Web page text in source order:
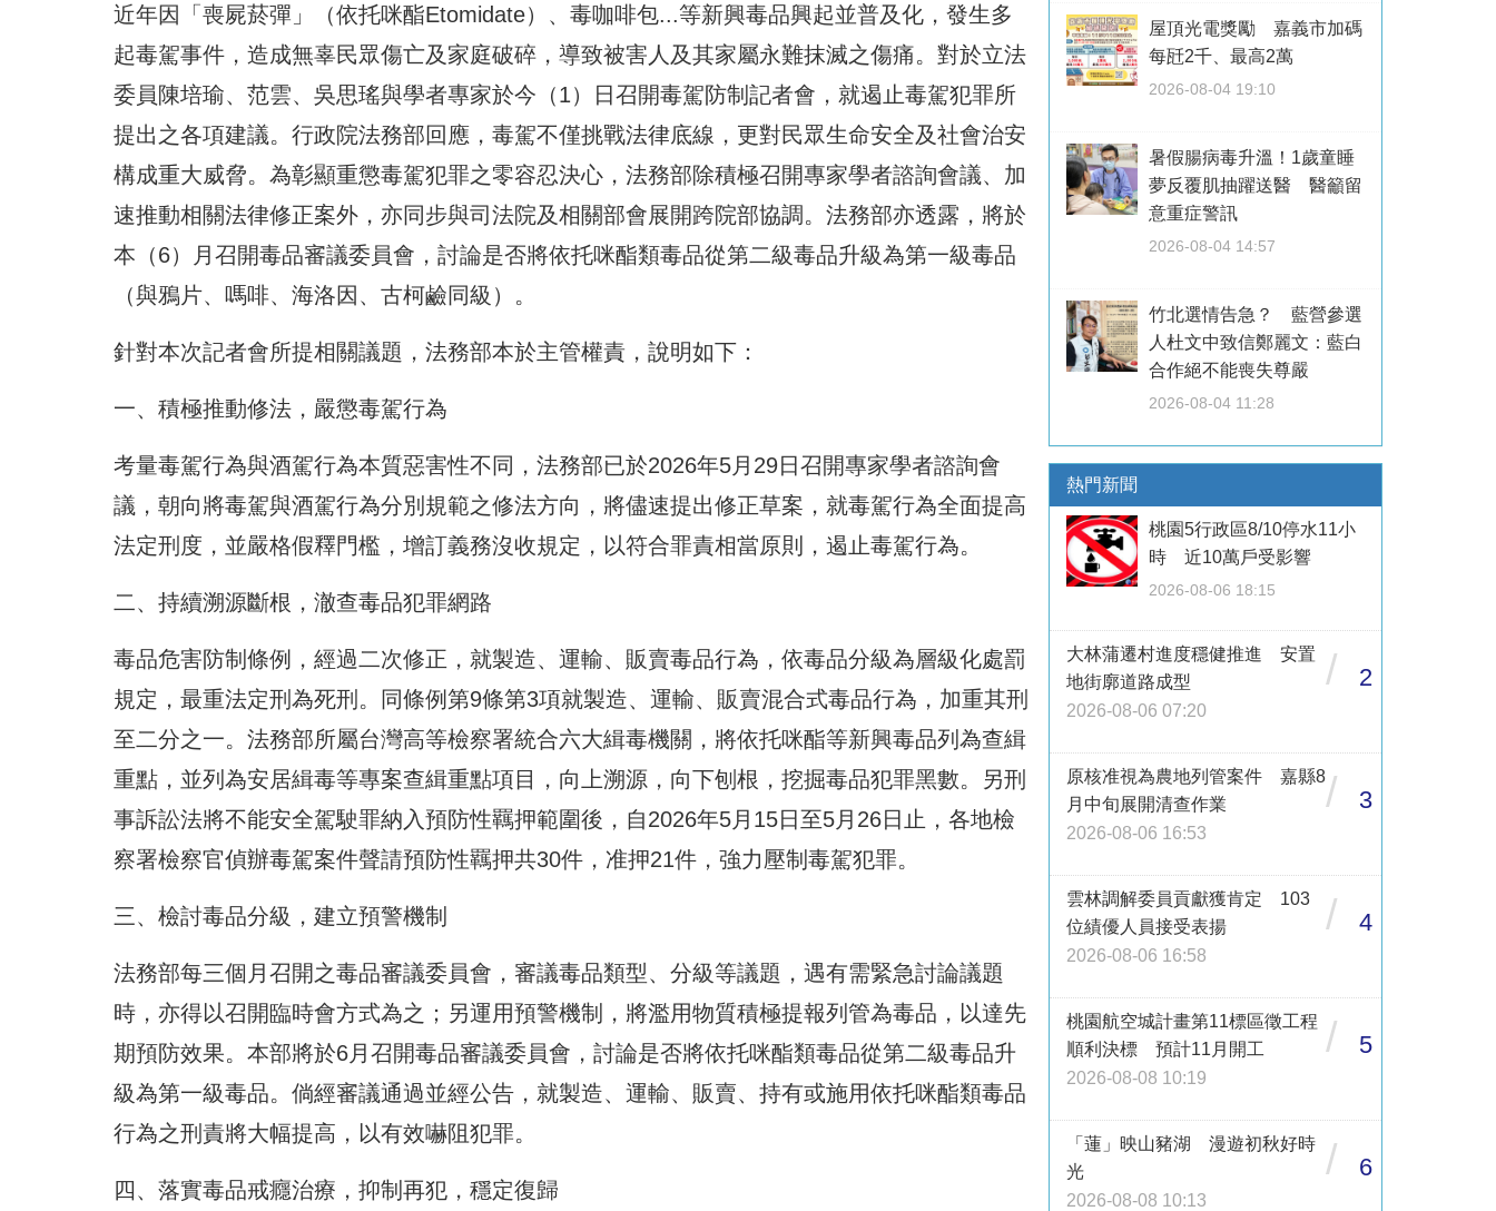
近年因「喪屍菸彈」（依托咪酯Etomidate）、毒咖啡包...等新興毒品興起並普及化，發生多
起毒駕事件，造成無辜民眾傷亡及家庭破碎，導致被害人及其家屬永難抹滅之傷痛。對於立法
委員陳培瑜、范雲、吳思瑤與學者專家於今（1）日召開毒駕防制記者會，就遏止毒駕犯罪所
提出之各項建議。行政院法務部回應，毒駕不僅挑戰法律底線，更對民眾生命安全及社會治安
構成重大威脅。為彰顯重懲毒駕犯罪之零容忍決心，法務部除積極召開專家學者諮詢會議、加
速推動相關法律修正案外，亦同步與司法院及相關部會展開跨院部協調。法務部亦透露，將於
本（6）月召開毒品審議委員會，討論是否將依托咪酯類毒品從第二級毒品升級為第一級毒品
（與鴉片、嗎啡、海洛因、古柯鹼同級）。
針對本次記者會所提相關議題，法務部本於主管權責，說明如下：
一、積極推動修法，嚴懲毒駕行為
考量毒駕行為與酒駕行為本質惡害性不同，法務部已於2026年5月29日召開專家學者諮詢會
議，朝向將毒駕與酒駕行為分別規範之修法方向，將儘速提出修正草案，就毒駕行為全面提高
法定刑度，並嚴格假釋門檻，增訂義務沒收規定，以符合罪責相當原則，遏止毒駕行為。
二、持續溯源斷根，澈查毒品犯罪網路
毒品危害防制條例，經過二次修正，就製造、運輸、販賣毒品行為，依毒品分級為層級化處罰
規定，最重法定刑為死刑。同條例第9條第3項就製造、運輸、販賣混合式毒品行為，加重其刑
至二分之一。法務部所屬台灣高等檢察署統合六大緝毒機關，將依托咪酯等新興毒品列為查緝
重點，並列為安居緝毒等專案查緝重點項目，向上溯源，向下刨根，挖掘毒品犯罪黑數。另刑
事訴訟法將不能安全駕駛罪納入預防性羈押範圍後，自2026年5月15日至5月26日止，各地檢
察署檢察官偵辦毒駕案件聲請預防性羈押共30件，准押21件，強力壓制毒駕犯罪。
三、檢討毒品分級，建立預警機制
法務部每三個月召開之毒品審議委員會，審議毒品類型、分級等議題，遇有需緊急討論議題
時，亦得以召開臨時會方式為之；另運用預警機制，將濫用物質積極提報列管為毒品，以達先
期預防效果。本部將於6月召開毒品審議委員會，討論是否將依托咪酯類毒品從第二級毒品升
級為第一級毒品。倘經審議通過並經公告，就製造、運輸、販賣、持有或施用依托咪酯類毒品
行為之刑責將大幅提高，以有效嚇阻犯罪。
四、落實毒品戒癮治療，抑制再犯，穩定復歸
屋頂光電獎勵 嘉義市加碼
每瓩2千、最高2萬
2026-08-04 19:10
暑假腸病毒升溫！1歲童睡
夢反覆肌抽躍送醫 醫籲留
意重症警訊
2026-08-04 14:57
竹北選情告急？ 藍營參選
人杜文中致信鄭麗文：藍白
合作絕不能喪失尊嚴
2026-08-04 11:28
熱門新聞
桃園5行政區8/10停水11小
時 近10萬戶受影響
2026-08-06 18:15
大林蒲遷村進度穩健推進 安置
地街廓道路成型
2026-08-06 07:20
/ 2
原核准視為農地列管案件 嘉縣8
月中旬展開清查作業
2026-08-06 16:53
/ 3
雲林調解委員貢獻獲肯定 103
位績優人員接受表揚
2026-08-06 16:58
/ 4
桃園航空城計畫第11標區徵工程
順利決標 預計11月開工
2026-08-08 10:19
/ 5
「蓮」映山豬湖 漫遊初秋好時
光
2026-08-08 10:13
/ 6